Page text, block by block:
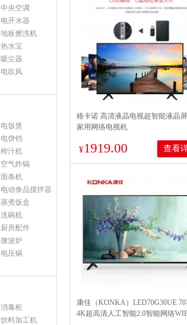
中央空调
电开水器
地板擦洗机
热水宝
吸尘器
电吹风
电饭煲
电饼铛
榨汁机
空气炸锅
面条机
电动食品搅拌器
蒸煮饭盒
洗碗机
厨房配件
微波炉
电压锅
消毒柜
饮料加工机
格卡诺 高清液晶电视超智能液晶
家用网络电视机
¥1919.00 查看
康佳（KONKA）LED70G30UE
4K超高清人工智能2.0智能网络